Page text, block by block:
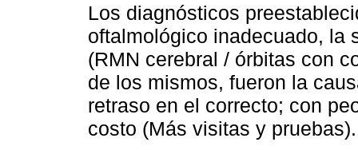
Los diagnósticos
oftalmológico inadecuado, la
(RMN cerebral / órbitas con
de los mismos, fueron la
retraso en el correcto; con
costo (Más visitas y pruebas).